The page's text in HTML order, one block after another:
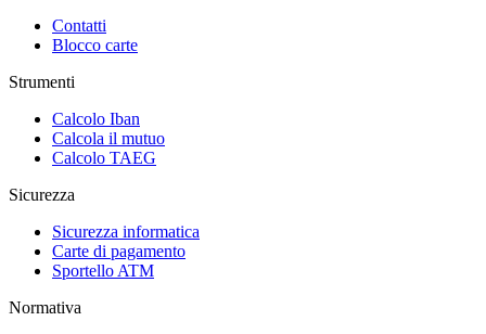
Contatti
Blocco carte
Strumenti
Calcolo Iban
Calcola il mutuo
Calcolo TAEG
Sicurezza
Sicurezza informatica
Carte di pagamento
Sportello ATM
Normativa